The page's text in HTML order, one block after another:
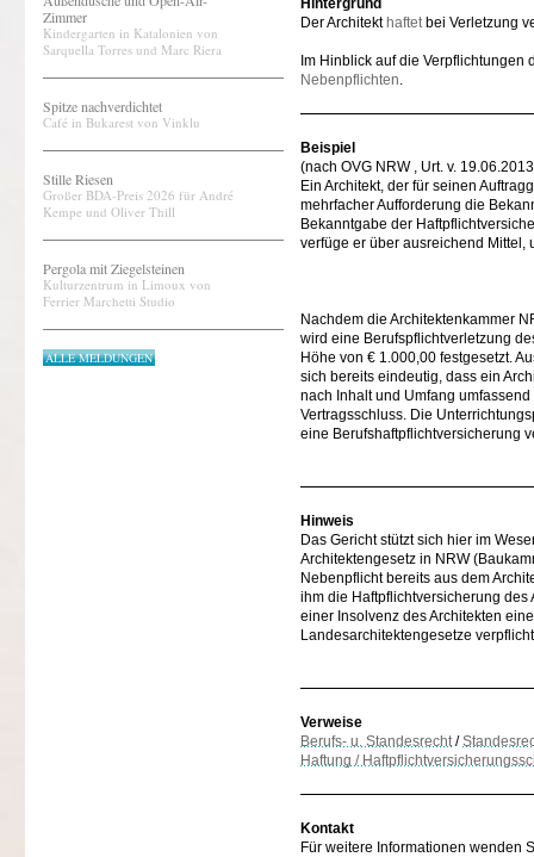
Zimmer
Kindergarten in Katalonien von
Sarquella Torres und Marc Riera
Spitze nachverdichtet
Café in Bukarest von Vinklu
Stille Riesen
Großer BDA-Preis 2026 für André
Kempe und Oliver Thill
Pergola mit Ziegelsteinen
Kulturzentrum in Limoux von
Ferrier Marchetti Studio
ALLE MELDUNGEN
Hintergrund
Der Architekt haftetbei Verletzung
Im Hinblick auf die
Nebenpflichten.
Beispiel
(nach OVG NRW , Urt. v.
Ein Architekt, der für seinen
mehrfacher Aufforderung die
Bekanntgabe der
verfüge er über ausreichend Mittel,
Nachdem die Architektenkammer
wird eine Berufspflichtverletzung
Höhe von € 1.000,00 festgesetzt.
sich bereits eindeutig, dass ein
nach Inhalt und Umfang
Vertragsschluss. Die
eine Berufshaftpflichtversicherung
Hinweis
Das Gericht stützt sich hier im
Architektengesetz in NRW
Nebenpflicht bereits aus dem
ihm die Haftpflichtversicherung
einer Insolvenz des Architekten
Landesarchitektengesetze
Verweise
Berufs- u. Standesrecht/
Haftung /
Kontakt
Für weitere Informationen wenden